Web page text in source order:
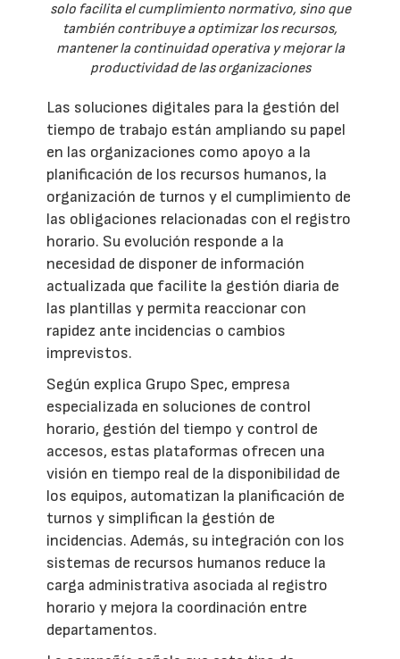
solo facilita el cumplimiento normativo, sino que
también contribuye a optimizar los recursos,
mantener la continuidad operativa y mejorar la
productividad de las organizaciones
Las soluciones digitales para la gestión del
tiempo de trabajo están ampliando su papel
en las organizaciones como apoyo a la
planificación de los recursos humanos, la
organización de turnos y el cumplimiento de
las obligaciones relacionadas con el registro
horario. Su evolución responde a la
necesidad de disponer de información
actualizada que facilite la gestión diaria de
las plantillas y permita reaccionar con
rapidez ante incidencias o cambios
imprevistos.
Según explica Grupo Spec, empresa
especializada en soluciones de control
horario, gestión del tiempo y control de
accesos, estas plataformas ofrecen una
visión en tiempo real de la disponibilidad de
los equipos, automatizan la planificación de
turnos y simplifican la gestión de
incidencias. Además, su integración con los
sistemas de recursos humanos reduce la
carga administrativa asociada al registro
horario y mejora la coordinación entre
departamentos.